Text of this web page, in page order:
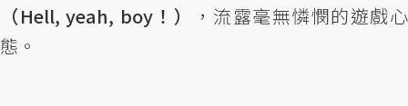
（Hell, yeah, boy！）
，流露毫無憐憫的遊戲心
態。